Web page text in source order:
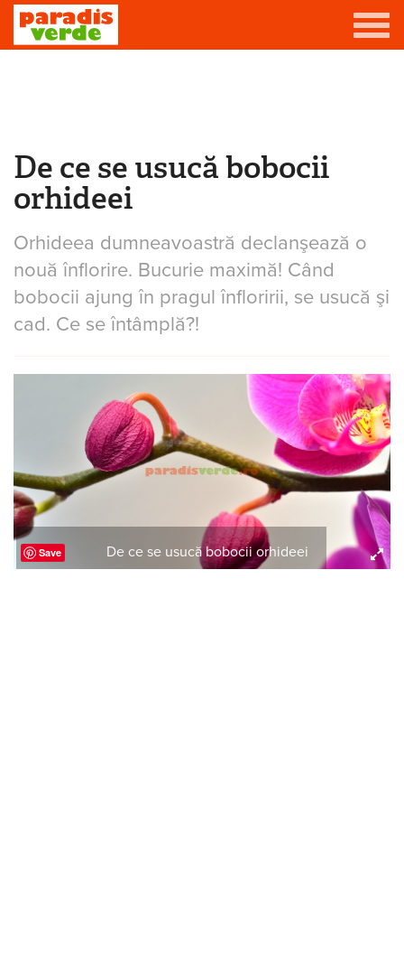
Viță-de-vie
Casă
Producători de vin
Promovează afacerea ta
Eşti aici
De ce se usucă bobocii
orhideei
Orhideea dumneavoastră declanşează o
nouă înflorire. Bucurie maximă! Când
bobocii ajung în pragul înfloririi, se usucă şi
cad. Ce se întâmplă?!
Save De ce se usucă bobocii orhideei